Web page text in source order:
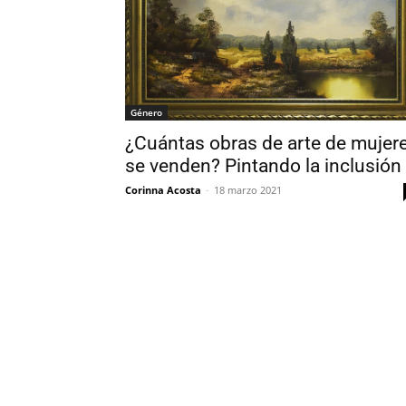
Género
¿Cuántas obras de arte de
se venden? Pintando la inclusión
Corinna Acosta - 18 marzo 2021